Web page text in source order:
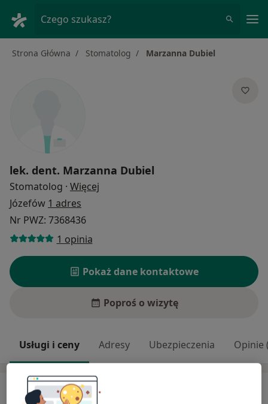
Czego szukasz?
Strona Główna Stomatolog Marzanna Dubiel
lek. dent. Marzanna Dubiel
Stomatolog · Więcej
Józefów 1 adres
Nr PWZ: 7368436
1 opinia
Pokaż dane kontaktowe
Poproś o wizytę
Usługi i ceny Adresy Ubezpieczenia Opinie
Usługi i ceny